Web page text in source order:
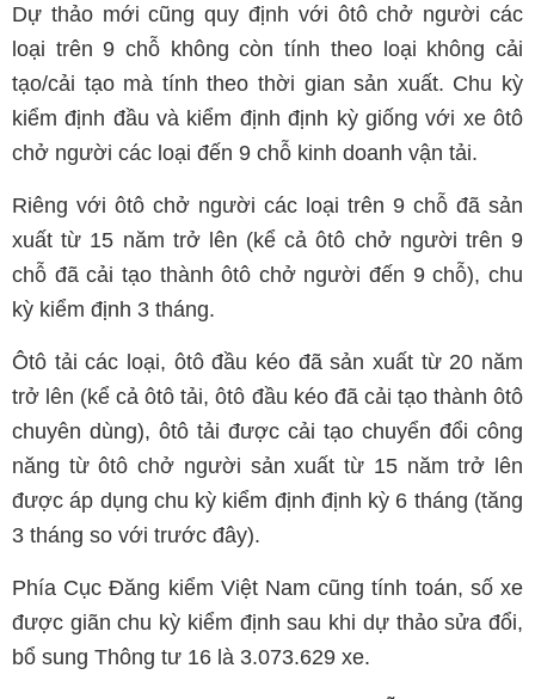
Dự thảo mới cũng quy định với ôtô chở người các
loại trên 9 chỗ không còn tính theo loại không cải
tạo/cải tạo mà tính theo thời gian sản xuất. Chu kỳ
kiểm định đầu và kiểm định định kỳ giống với xe ôtô
chở người các loại đến 9 chỗ kinh doanh vận tải.
Riêng với ôtô chở người các loại trên 9 chỗ đã sản
xuất từ 15 năm trở lên (kể cả ôtô chở người trên 9
chỗ đã cải tạo thành ôtô chở người đến 9 chỗ), chu
kỳ kiểm định 3 tháng.
Ôtô tải các loại, ôtô đầu kéo đã sản xuất từ 20 năm
trở lên (kể cả ôtô tải, ôtô đầu kéo đã cải tạo thành ôtô
chuyên dùng), ôtô tải được cải tạo chuyển đổi công
năng từ ôtô chở người sản xuất từ 15 năm trở lên
được áp dụng chu kỳ kiểm định định kỳ 6 tháng (tăng
3 tháng so với trước đây).
Phía Cục Đăng kiểm Việt Nam cũng tính toán, số xe
được giãn chu kỳ kiểm định sau khi dự thảo sửa đổi,
bổ sung Thông tư 16 là 3.073.629 xe.